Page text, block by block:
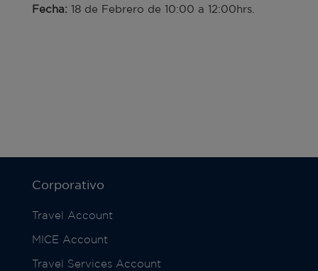
Fecha:18 de Febrero de 10:00 a 12:00hrs.
Corporativo
Travel Account
MICE Account
Travel Services Account